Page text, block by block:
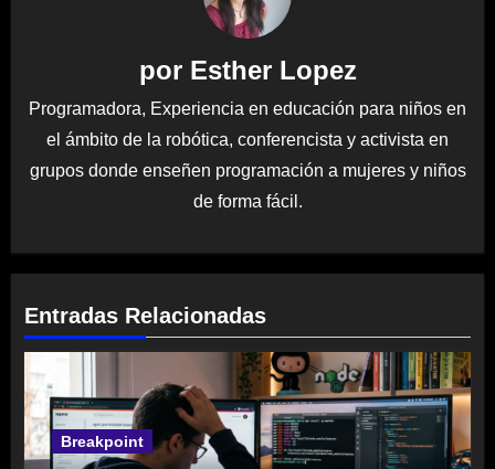
por Esther Lopez
Programadora, Experiencia en educación para niños en
el ámbito de la robótica, conferencista y activista en
grupos donde enseñen programación a mujeres y niños
de forma fácil.
Entradas Relacionadas
Breakpoint